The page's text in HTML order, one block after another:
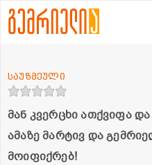
მან კვერცხი ათქვიფა
ამაზე მარტივ და
მოიფიქრებ!
საუზმეული